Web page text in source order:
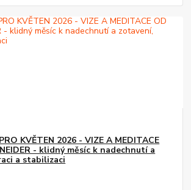
KVĚTEN 2026 - VIZE A MEDITACE
- klidný měsíc k nadechnutí a
a stabilizaci